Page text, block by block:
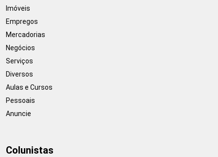
Imóveis
Empregos
Mercadorias
Negócios
Serviços
Diversos
Aulas e Cursos
Pessoais
Anuncie
Colunistas